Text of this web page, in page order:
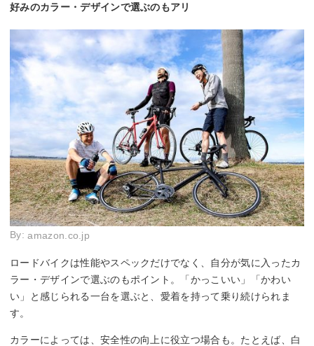
好みのカラー・デザインで選ぶのもアリ
By:amazon.co.jp
ロードバイクは性能やスペックだけでなく、自分が気に入ったカ
ラー・デザインで選ぶのもポイント。「かっこいい」「かわい
い」と感じられる一台を選ぶと、愛着を持って乗り続けられま
す。
カラーによっては、安全性の向上に役立つ場合も。たとえば、白